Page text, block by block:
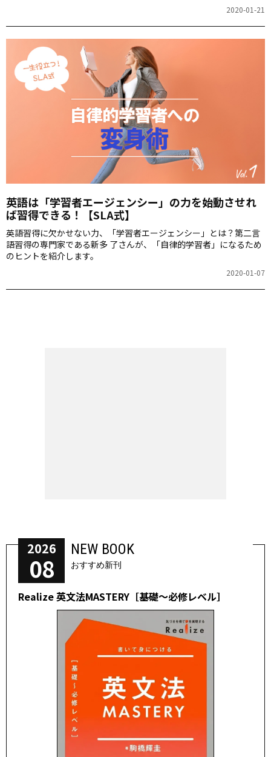
2020-01-21
英語は「学習者エージェンシー」の力を始動させれ
ば習得できる！【SLA式】
英語習得に欠かせない力、「学習者エージェンシー」とは？第二言
語習得の専門家である新多 了さんが、「自律的学習者」になるため
のヒントを紹介します。
2020-01-07
2026
08
NEW BOOK
おすすめ新刊
Realize 英文法MASTERY［基礎～必修レベル］